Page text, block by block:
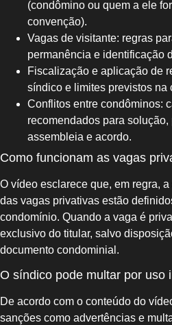
(condômino ou quem a ele
convenção).
Vagas de visitante: regras
permanência e identificação
Fiscalização e aplicação de
síndico e limites previstos na
Conflitos entre condôminos:
recomendados para
assembleia e acordo.
Como funcionam as vagas
O vídeo esclarece que, em regra,
das vagas privativas estão
condomínio. Quando a vaga é
exclusivo do titular, salvo
documento condominial.
O síndico pode multar por uso
De acordo com o conteúdo do
sanções como advertências e